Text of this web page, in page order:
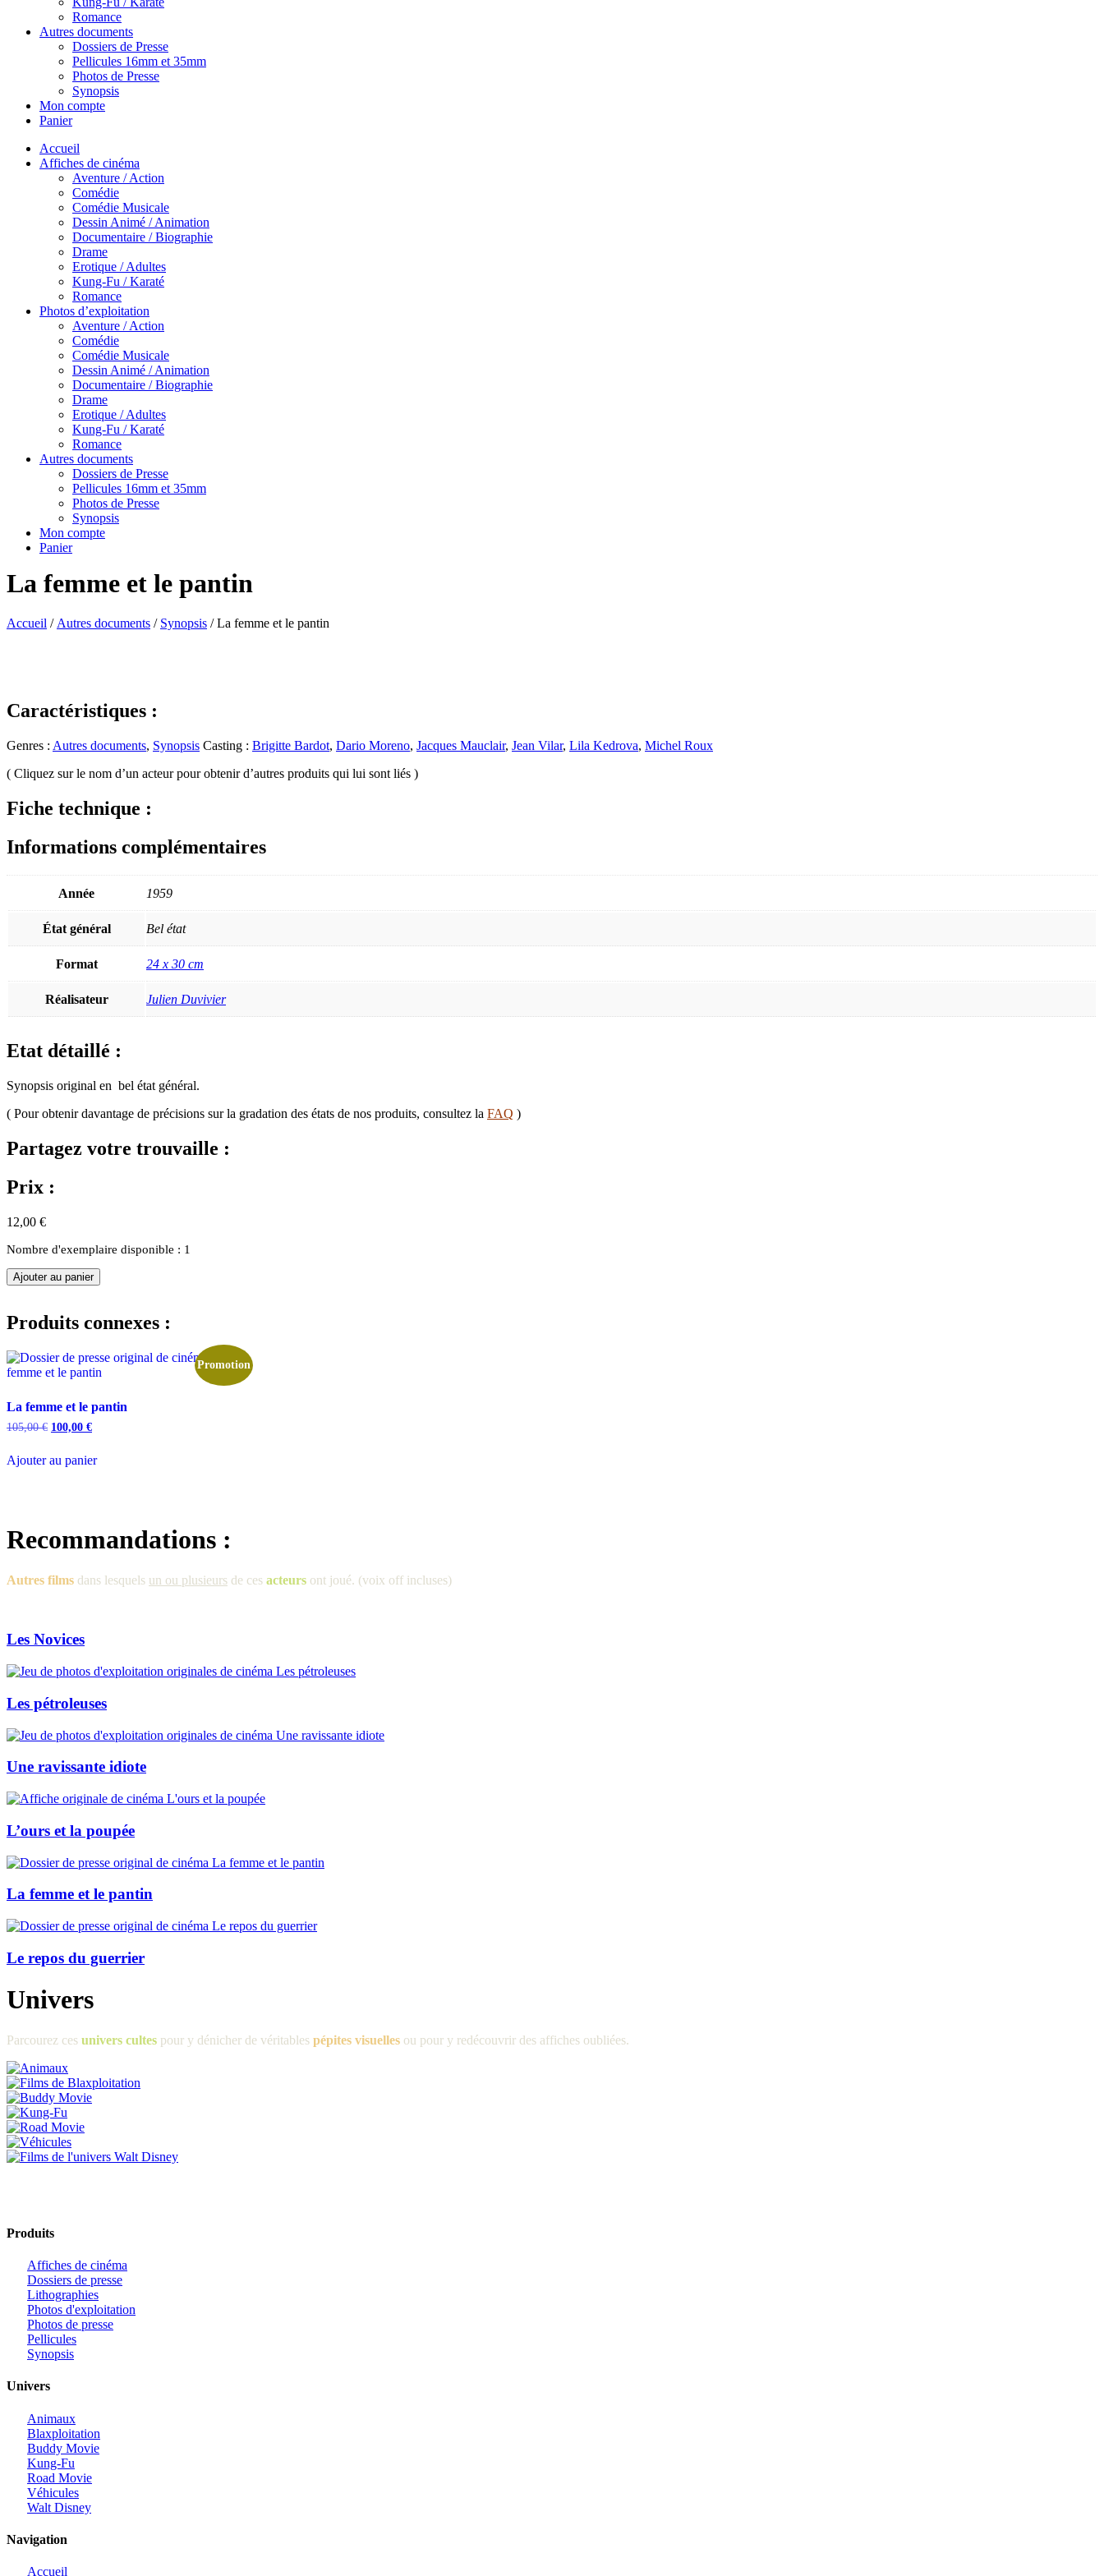
Romance
Autres documents
Dossiers de Presse
Pellicules 16mm et 35mm
Photos de Presse
Synopsis
Mon compte
Panier
Accueil
Affiches de cinéma
Aventure / Action
Comédie
Comédie Musicale
Dessin Animé / Animation
Documentaire / Biographie
Drame
Erotique / Adultes
Kung-Fu / Karaté
Romance
Photos d’exploitation
Aventure / Action
Comédie
Comédie Musicale
Dessin Animé / Animation
Documentaire / Biographie
Drame
Erotique / Adultes
Kung-Fu / Karaté
Romance
Autres documents
Dossiers de Presse
Pellicules 16mm et 35mm
Photos de Presse
Synopsis
Mon compte
Panier
La femme et le pantin
Accueil /Autres documents / Synopsis / La femme et le pantin
Caractéristiques :
Genres : Autres documents, Synopsis Casting : Brigitte Bardot, Dario Moreno, Jacques Mauclair, Jean Vilar, Lila Kedrova, Michel Roux
( Cliquez sur le nom d’un acteur pour obtenir d’autres produits qui lui sont liés )
Fiche technique :
Informations complémentaires
Année 1959
État général Bel état
Format 24 x 30 cm
Réalisateur Julien Duvivier
Etat détaillé :
Synopsis original en bel état général.
( Pour obtenir davantage de précisions sur la gradation des états de nos produits, consultez la FAQ )
Partagez votre trouvaille :
Prix :
12,00 €
Nombre d'exemplaire disponible : 1
quantité
de
femme
et
le
pantin
Ajouter au panier
Produits connexes :
Promotion
La femme et le pantin
105,00€ Original
105,00 €.
100,00 €Current
100,00 €.
Ajouter au panier
Recommandations :
Autres films dans lesquels un ou plusieurs de ces acteurs ont joué. (voix off incluses)
Les Novices
Les pétroleuses
Une ravissante idiote
L’ours et la poupée
La femme et le pantin
Le repos du guerrier
Univers
Parcourez ces univers cultes pour y dénicher de véritables pépites visuelles ou pour y redécouvrir des affiches oubliées.
Produits
Affiches de cinéma
Dossiers de presse
Lithographies
Photos d'exploitation
Photos de presse
Pellicules
Synopsis
Univers
Animaux
Blaxploitation
Buddy Movie
Kung-Fu
Road Movie
Véhicules
Walt Disney
Navigation
Accueil